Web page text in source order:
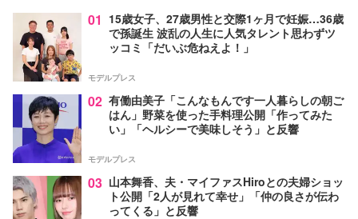
01 15歳女子、27歳男性と交際1ヶ月で妊娠…36歳
で孫誕生 波乱の人生に人気タレント思わずツ
ッコミ「だいぶ危ねえよ！」
モデルプレス
02 有働由美子「こんなもんです一人暮らしの朝ご
はん」野菜を使った手料理公開「作ってみた
い」「ヘルシーで美味しそう」と反響
モデルプレス
03 山本舞香、夫・マイファスHiroとの夫婦ショッ
ト公開「2人が見れて幸せ」「仲の良さが伝わ
ってくる」と反響